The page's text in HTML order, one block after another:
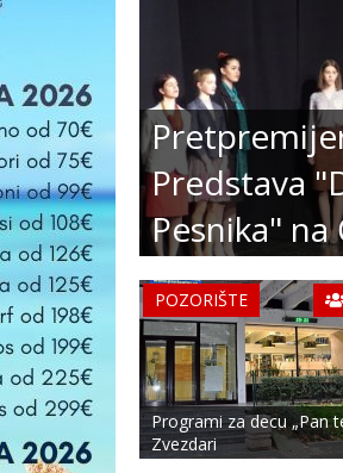
Predstava
Pesnika" na
POZORIŠTE
Programi za decu „Pan
Zvezdari